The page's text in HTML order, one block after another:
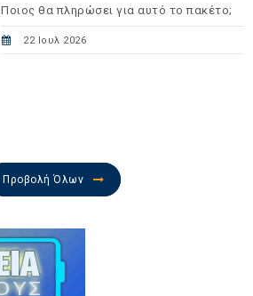
Ποιος θα πληρώσει για αυτό το πακέτο;
22 Ιουλ 2026
Προβολή Όλων